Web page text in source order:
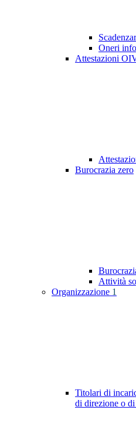
Oneri
Attestazioni
Burocrazia zero
Attività
Organizzazione 1
Titolari di
di direzione o